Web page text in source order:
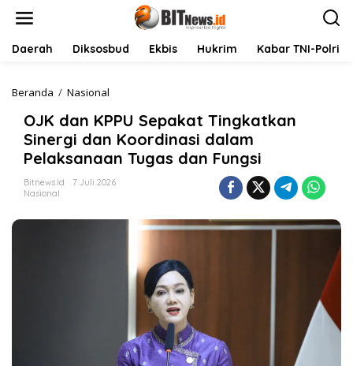
Daerah Diksosbud Ekbis Hukrim Kabar TNI-Polri
Beranda / Nasional
K
d
a
n
K
U
OJK dan KPPU Sepakat Tingkatkan
Sinergi dan Koordinasi dalam
Pelaksanaan Tugas dan Fungsi
Bitnews.id
7 Juli 2026
Nasional